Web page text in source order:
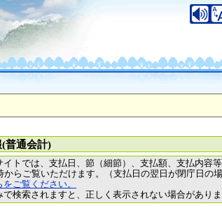
普通会計)
トでは、支払日、節（細節）、支払額、支払内容等
からご覧いただけます。（支払日の翌日が閉庁日の
ご覧ください。
で検索されますと、正しく表示されない場合があり